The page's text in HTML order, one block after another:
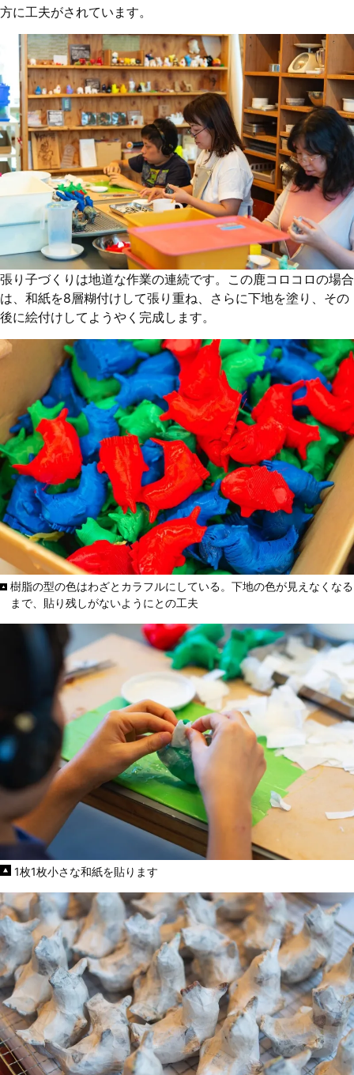
方に工夫がされています。
張り子づくりは地道な作業の連続です。この鹿コロコロの場合
は、和紙を8層糊付けして張り重ね、さらに下地を塗り、その
後に絵付けしてようやく完成します。
樹脂の型の色はわざとカラフルにしている。下地の色が見えなくなる
まで、貼り残しがないようにとの工夫
1枚1枚小さな和紙を貼ります